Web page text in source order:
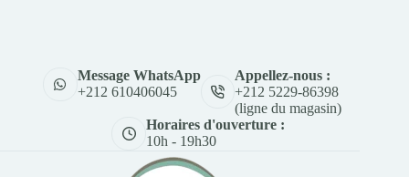
Message WhatsApp
+212 610406045
Appellez-nous :
+212 5229-86398
(ligne du magasin)
Horaires d'ouverture :
10h - 19h30